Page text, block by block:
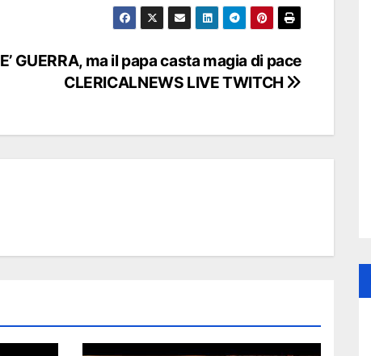
E’ GUERRA, ma il papa casta magia di pace
CLERICALNEWS LIVE TWITCH